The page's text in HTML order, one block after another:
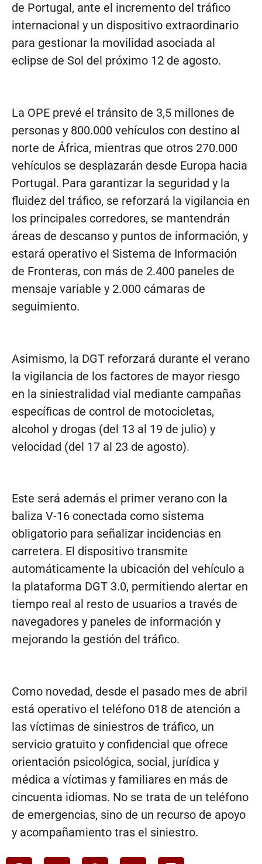
de Portugal, ante el incremento del tráfico
internacional y un dispositivo extraordinario
para gestionar la movilidad asociada al
eclipse de Sol del próximo 12 de agosto.
La OPE prevé el tránsito de 3,5 millones de
personas y 800.000 vehículos con destino al
norte de África, mientras que otros 270.000
vehículos se desplazarán desde Europa hacia
Portugal. Para garantizar la seguridad y la
fluidez del tráfico, se reforzará la vigilancia en
los principales corredores, se mantendrán
áreas de descanso y puntos de información, y
estará operativo el Sistema de Información
de Fronteras, con más de 2.400 paneles de
mensaje variable y 2.000 cámaras de
seguimiento.
Asimismo, la DGT reforzará durante el verano
la vigilancia de los factores de mayor riesgo
en la siniestralidad vial mediante campañas
específicas de control de motocicletas,
alcohol y drogas (del 13 al 19 de julio) y
velocidad (del 17 al 23 de agosto).
Este será además el primer verano con la
baliza V-16 conectada como sistema
obligatorio para señalizar incidencias en
carretera. El dispositivo transmite
automáticamente la ubicación del vehículo a
la plataforma DGT 3.0, permitiendo alertar en
tiempo real al resto de usuarios a través de
navegadores y paneles de información y
mejorando la gestión del tráfico.
Como novedad, desde el pasado mes de abril
está operativo el teléfono 018 de atención a
las víctimas de siniestros de tráfico, un
servicio gratuito y confidencial que ofrece
orientación psicológica, social, jurídica y
médica a víctimas y familiares en más de
cincuenta idiomas. No se trata de un teléfono
de emergencias, sino de un recurso de apoyo
y acompañamiento tras el siniestro.